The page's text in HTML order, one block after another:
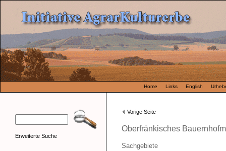
Home Links English
Erweiterte Suche
Vorige Seite
Oberfränkisches
Sachgebiete